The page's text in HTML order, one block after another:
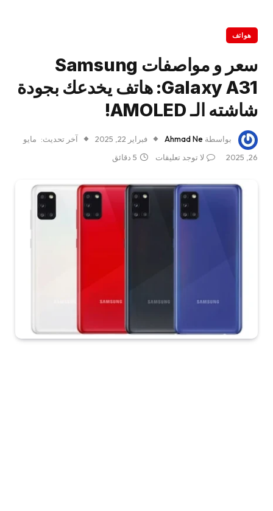
هواتف
سعر و مواصفات Samsung
Galaxy A31: هاتف يخدعك بجودة
شاشته الـ AMOLED!
بواسطة Ahmad Ne فبراير 22, 2025 آخر تحديث: مايو
26, 2025
لا توجد تعليقات 5 دقائق